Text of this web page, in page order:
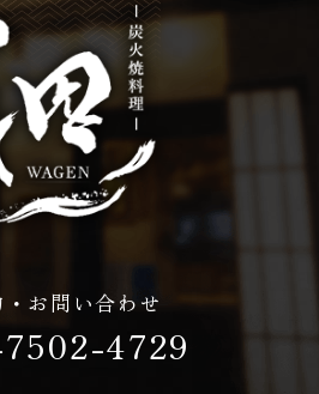
・お問い合わせ
4729